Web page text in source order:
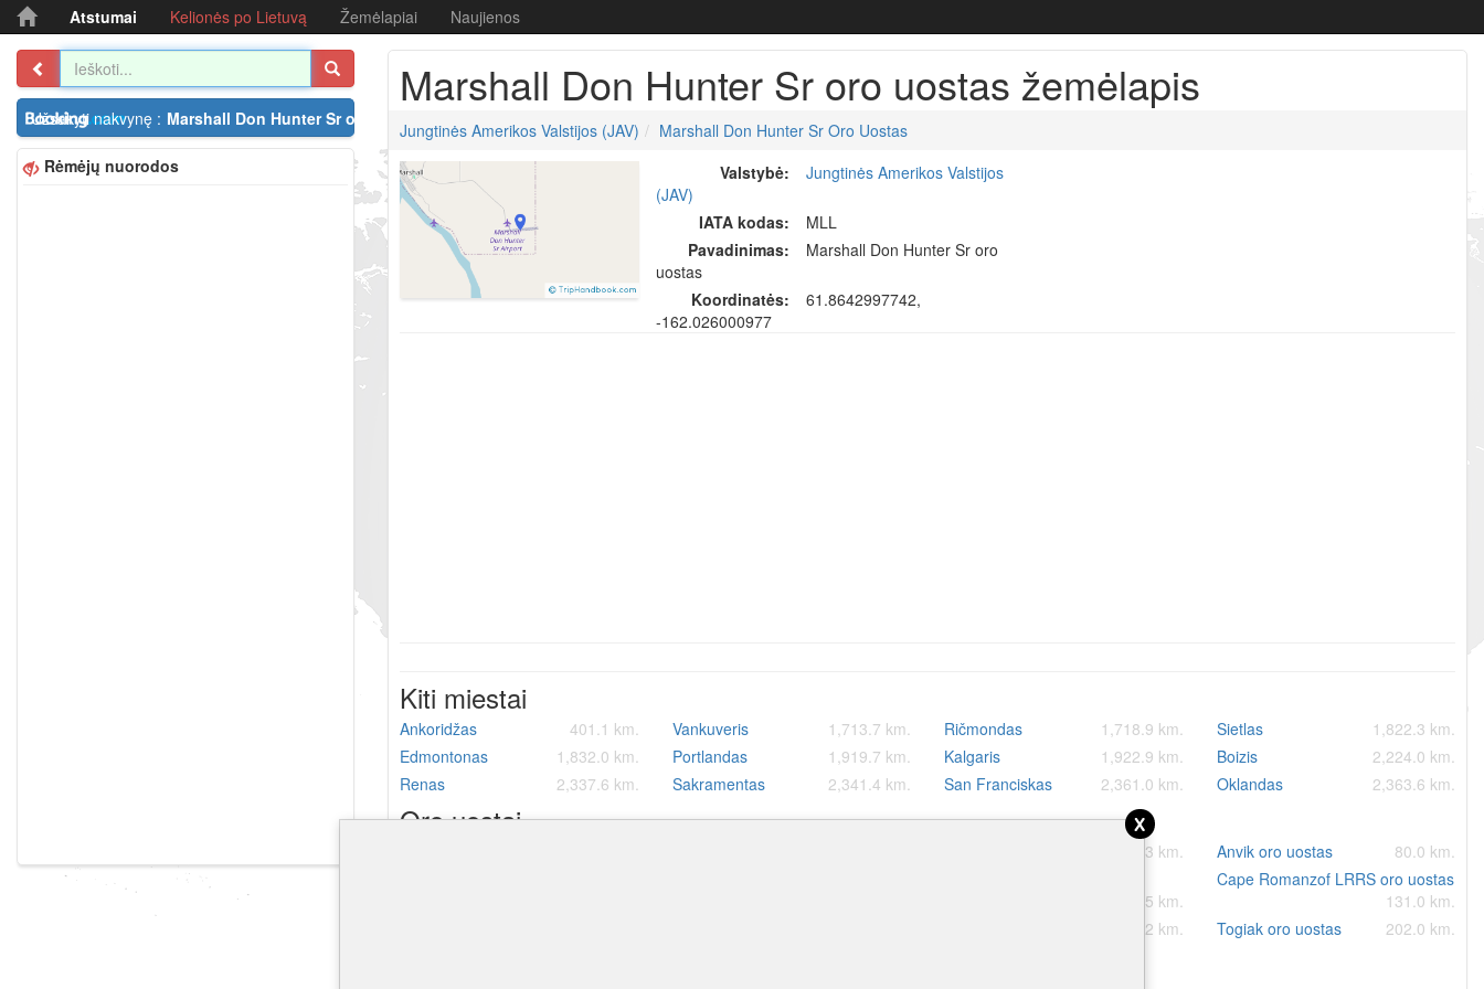
Atstumai Kelionės po Lietuvą Žemėlapiai Naujienos
Užsakyti nakvynę : Marshall Don Hunter Sr oro uostas
Rėmėjų nuorodos
Marshall Don Hunter Sr oro uostas žemėlapis
Jungtinės Amerikos Valstijos (JAV)
Marshall Don Hunter Sr Oro Uostas
Valstybė:
Jungtinės Amerikos Valstijos
(JAV)
IATA kodas:
MLL
Pavadinimas:
Marshall Don Hunter Sr oro
uostas
Koordinatės:
61.8642997742,
-162.026000977
Kiti miestai
Ankoridžas 401.1 km. Vankuveris 1,713.7 km. Ričmondas 1,718.9 km. Sietlas
1,822.3 km.
Edmontonas
1,832.0 km. Portlandas 1,919.7 km. Kalgaris 1,922.9 km. Boizis
2,224.0 km.
Renas
2,337.6 km. Sakramentas 2,341.4 km. San Franciskas 2,361.0 km. Oklandas 2,363.6 km.
Oro uostai
76.3 km. Anvik oro uostas
80.0 km.
115.5 km.
Cape Romanzof LRRS oro uostas
131.0 km.
197.2 km. Togiak oro uostas
202.0 km.
x